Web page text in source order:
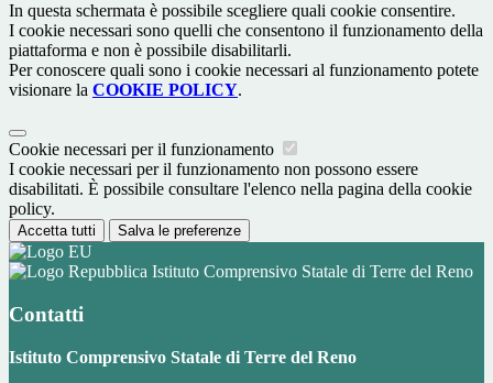
In questa schermata è possibile scegliere quali cookie consentire.
I cookie necessari sono quelli che consentono il funzionamento della
piattaforma e non è possibile disabilitarli.
Per conoscere quali sono i cookie necessari al funzionamento potete
visionare la COOKIE POLICY.
Cookie necessari per il funzionamento
I cookie necessari per il funzionamento non possono essere
disabilitati. È possibile consultare l'elenco nella pagina della cookie
policy.
Accetta tutti Salva le preferenze
Istituto Comprensivo Statale di Terre del Reno
Contatti
Istituto Comprensivo Statale di Terre del Reno